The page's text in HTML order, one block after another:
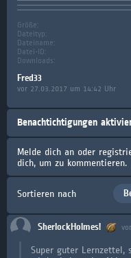
Größe:
Dateityp:
Dateiname:
Datei-ID:
Downloads:
Fred33
vor 27.03.2017 um 14:42 Uhr
Benachtichtigungen
Melde dich an oder
dich, um zu kommentieren.
Sortieren nach
SherlockHolmes!
Super guter Lernzettel,